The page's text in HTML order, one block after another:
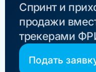
Спринт и
продажи
трекерами
Подать